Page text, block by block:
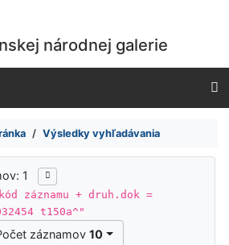
prístupnosti
národnej galerie
Výsledky vyhľadávania
1
záznamu + druh.dok =
t150a^"
záznamov10